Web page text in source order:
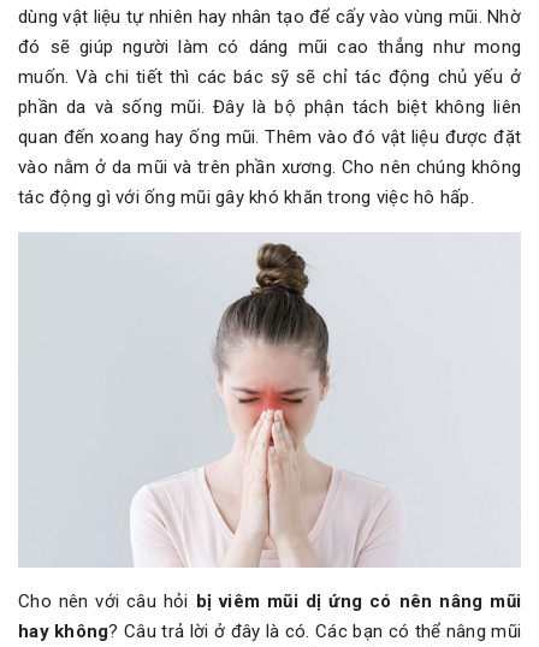
dùng vật liệu tự nhiên hay nhân tạo để cấy vào vùng mũi. Nhờ
đó sẽ giúp người làm có dáng mũi cao thẳng như mong
muốn. Và chi tiết thì các bác sỹ sẽ chỉ tác động chủ yếu ở
phần da và sống mũi. Đây là bộ phận tách biệt không liên
quan đến xoang hay ống mũi. Thêm vào đó vật liệu được đặt
vào nằm ở da mũi và trên phần xương. Cho nên chúng không
tác động gì với ống mũi gây khó khăn trong việc hô hấp.
Cho nên với câu hỏi bị viêm mũi dị ứng có nên nâng mũi
hay không? Câu trả lời ở đây là có. Các bạn có thể nâng mũi